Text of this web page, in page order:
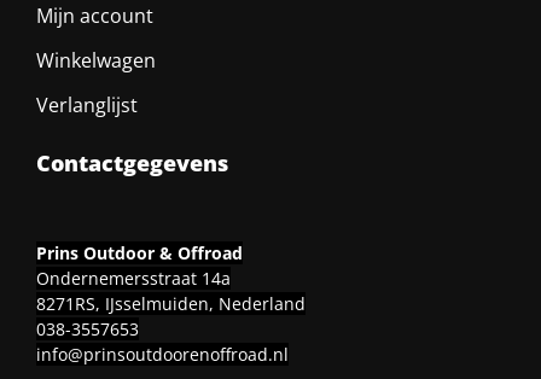
Mijn account
Winkelwagen
Verlanglijst
Contactgegevens
Prins Outdoor & Offroad
Ondernemersstraat 14a
8271RS, IJsselmuiden, Nederland
038-3557653
info@prinsoutdoorenoffroad.nl